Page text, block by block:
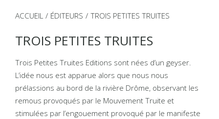
ACCUEIL ÉDITEURS TROIS PETITES TRUITES
TROIS PETITES TRUITES
Trois Petites Truites Editions sont nées d’un geyser.
L’idée nous est apparue alors que nous nous
prélassions au bord de la rivière Drôme, observant les
remous provoqués par le Mouvement Truite et
stimulées par l’engouement provoqué par le manifeste